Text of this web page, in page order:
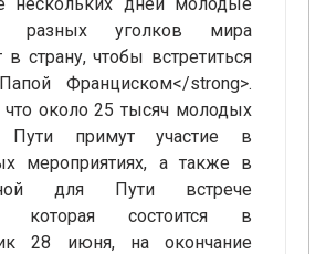
уголков мира
страну, чтобы встретиться
Франциском</strong>.
что около 25 тысяч молодых
примут участие в
мероприятиях, а также в
для Пути встрече
которая состоится в
28 июня, на окончание